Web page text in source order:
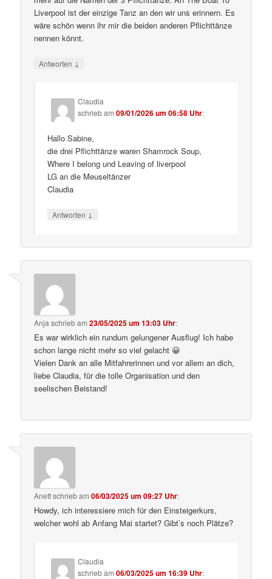
Liverpool ist der einzige Tanz an den wir uns erinnern. Es
wäre schön wenn ihr mir die beiden anderen Pflichttänze
nennen könnt.
Antworten ↓
Claudia
schriebam09/01/2026 um 06:58 Uhr:
Hallo Sabine,
die drei Pflichttänze waren Shamrock Soup,
Where I belong und Leaving of liverpool
LG an die Meuseltänzer
Claudia
Antworten ↓
Anja schriebam23/05/2025 um 13:03 Uhr:
Es war wirklich ein rundum gelungener Ausflug! Ich habe
schon lange nicht mehr so viel gelacht 😀
Vielen Dank an alle Mitfahrerinnen und vor allem an dich,
liebe Claudia, für die tolle Organisation und den
seelischen Beistand!
Anettschriebam06/03/2025 um 09:27 Uhr:
Howdy, ich interessiere mich für den Einsteigerkurs,
welcher wohl ab Anfang Mai startet? Gibt’s noch Plätze?
Claudia
schriebam06/03/2025 um 16:39 Uhr: